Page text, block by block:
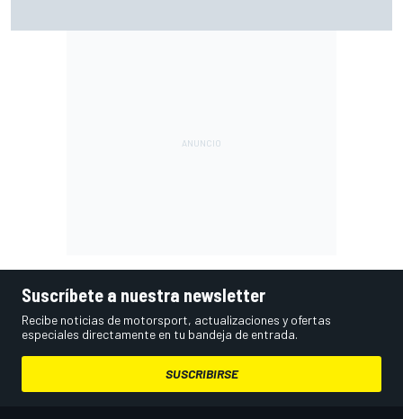
Suscríbete a nuestra newsletter
Recibe noticias de motorsport, actualizaciones y ofertas
especiales directamente en tu bandeja de entrada.
SUSCRIBIRSE